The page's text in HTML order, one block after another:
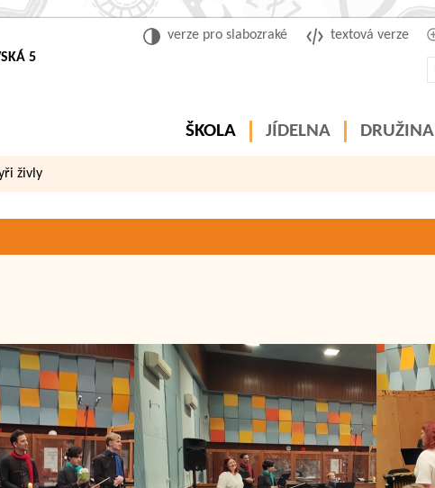
textová verze
verze pro slabozraké
5
ŠKOLA JÍDELNA DRUŽINA
živly